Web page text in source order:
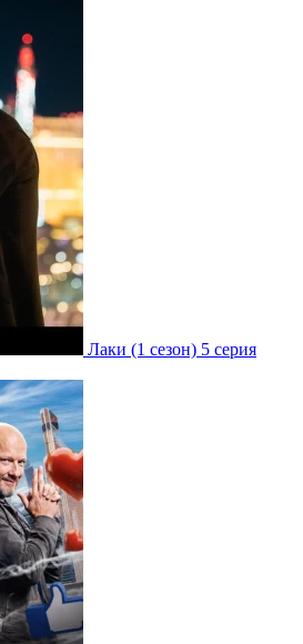
Лаки (1 сезон) 5 серия